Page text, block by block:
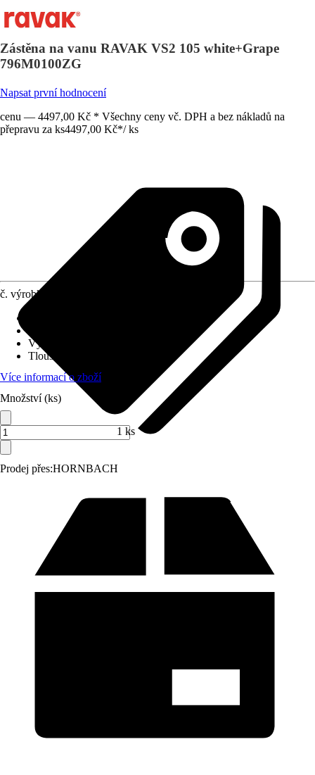
Zástěna na vanu RAVAK VS2 105 white+Grape
796M0100ZG
Napsat první hodnocení
cenu — 4497,00 Kč * Všechny ceny vč. DPH a bez nákladů na
přepravu za ks4497,00 Kč*/ ks
Prodej přes:HORNBACH
č. výrobku
Výška
Tloušťka skla
Více informací o zboží
Množství (ks)
1 ks